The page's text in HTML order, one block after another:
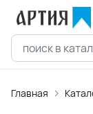
Главная